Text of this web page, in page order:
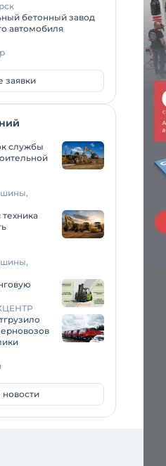
бетонный завод
автомобиля
заявки
службы
новости